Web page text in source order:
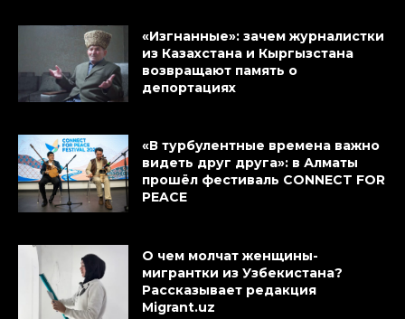
«Изгнанные»: зачем журналистки
из Казахстана и Кыргызстана
возвращают память о
депортациях
«В турбулентные времена важно
видеть друг друга»: в Алматы
прошёл фестиваль CONNECT FOR
PEACE
О чем молчат женщины-
мигрантки из Узбекистана?
Рассказывает редакция
Migrant.uz